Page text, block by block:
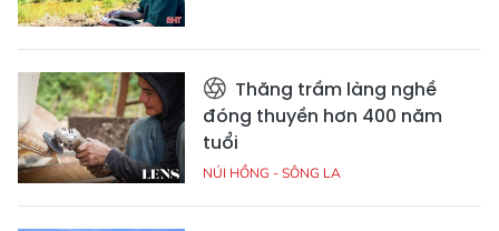
Thăng trầm làng nghề
đóng thuyền hơn 400 năm
tuổi
NÚI HỒNG - SÔNG LA